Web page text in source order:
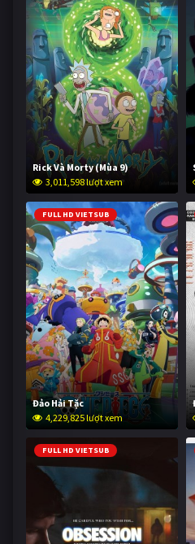
Rick Và Morty (Mùa 9)
3,011,598 lượt xem
FULL HD VIETSUB
Đảo Hải Tặc
4,229,825 lượt xem
FULL HD VIETSUB